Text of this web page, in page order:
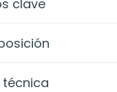
clave
técnica